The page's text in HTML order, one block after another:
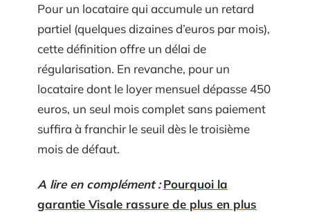
Pour un locataire qui accumule un retard
partiel (quelques dizaines d’euros par mois),
cette définition offre un délai de
régularisation. En revanche, pour un
locataire dont le loyer mensuel dépasse 450
euros, un seul mois complet sans paiement
suffira à franchir le seuil dès le troisième
mois de défaut.
A lire en complément : Pourquoi la
garantie Visale rassure de plus en plus